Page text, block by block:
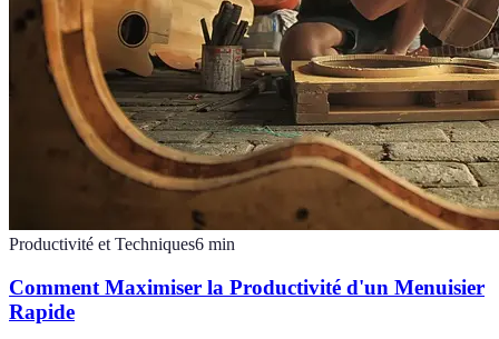
Productivité et Techniques6 min
Comment Maximiser la Productivité d'un Menuisier
Rapide